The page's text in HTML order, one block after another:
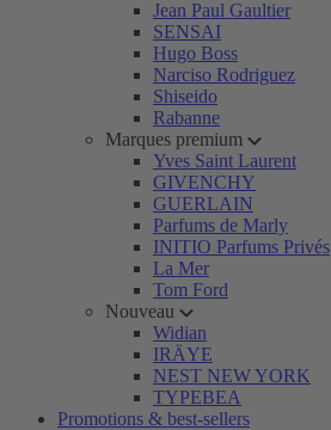
Jean Paul Gaultier
SENSAI
Hugo Boss
Narciso Rodriguez
Shiseido
Rabanne
Marques premium
Yves Saint Laurent
GIVENCHY
GUERLAIN
Parfums de Marly
INITIO Parfums Privés
La Mer
Tom Ford
Nouveau
Widian
IRÄYE
NEST NEW YORK
TYPEBEA
Promotions & best-sellers